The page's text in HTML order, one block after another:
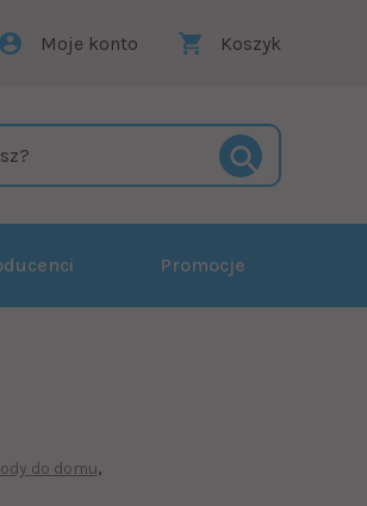
Moje konto Koszyk
Promocje
do domu